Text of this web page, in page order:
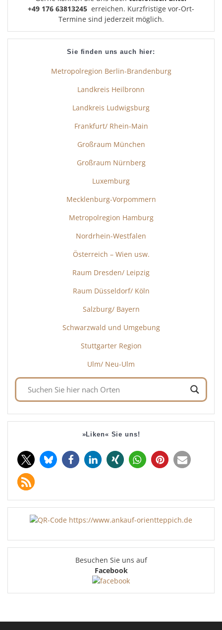
+49 176 63813245 erreichen. Kurzfristige vor-Ort-
Termine sind jederzeit möglich.
Sie finden uns auch hier:
Metropolregion Berlin-Brandenburg
Landkreis Heilbronn
Landkreis Ludwigsburg
Frankfurt/ Rhein-Main
Großraum München
Großraum Nürnberg
Luxemburg
Mecklenburg-Vorpommern
Metropolregion Hamburg
Nordrhein-Westfalen
Österreich – Wien usw.
Raum Dresden/ Leipzig
Raum Düsseldorf/ Köln
Salzburg/ Bayern
Schwarzwald und Umgebung
Stuttgarter Region
Ulm/ Neu-Ulm
»Liken« Sie uns!
Besuchen Sie uns auf
Facebook